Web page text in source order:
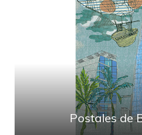
Postales de